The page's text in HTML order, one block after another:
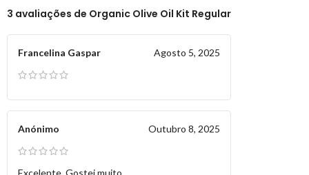
3 avaliações de Organic Olive Oil Kit Regular
Francelina Gaspar Agosto 5, 2025
Anónimo Outubro 8, 2025